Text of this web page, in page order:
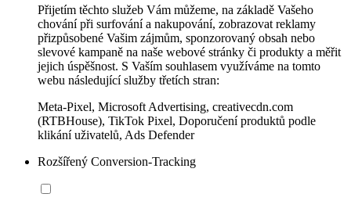
Přijetím těchto služeb Vám můžeme, na základě Vašeho
chování při surfování a nakupování, zobrazovat reklamy
přizpůsobené Vašim zájmům, sponzorovaný obsah nebo
slevové kampaně na naše webové stránky či produkty a měřit
jejich úspěšnost. S Vaším souhlasem využíváme na tomto
webu následující služby třetích stran:
Meta-Pixel, Microsoft Advertising, creativecdn.com
(RTBHouse), TikTok Pixel, Doporučení produktů podle
klikání uživatelů, Ads Defender
Rozšířený Conversion-Tracking